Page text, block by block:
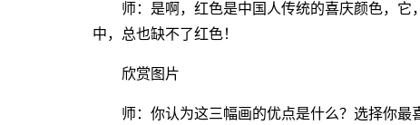
师：是啊，红色是中国人传统的喜庆颜色，它
中，总也缺不了红色！
欣赏图片
师：你认为这三幅画的优点是什么？选择你最